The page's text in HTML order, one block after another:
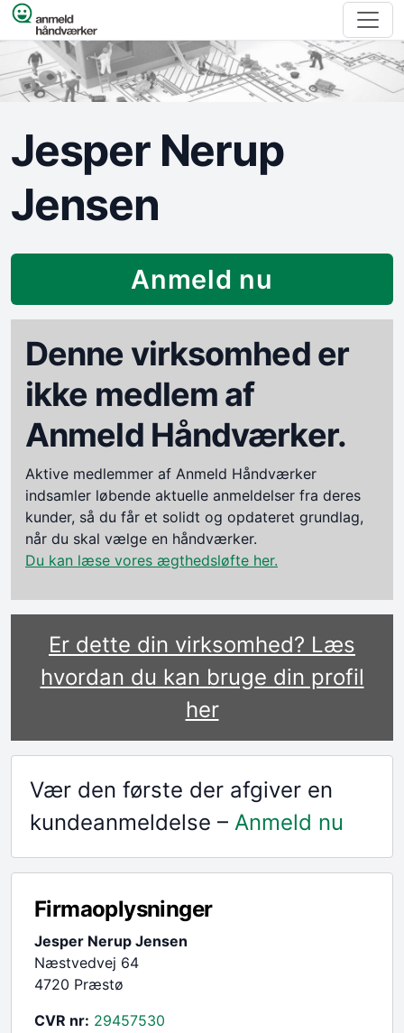
Spring til indhold
Jesper Nerup
Jensen
Anmeld nu
Denne virksomhed er
ikke medlem af
Anmeld Håndværker.
Aktive medlemmer af Anmeld Håndværker
indsamler løbende aktuelle anmeldelser fra deres
kunder, så du får et solidt og opdateret grundlag,
når du skal vælge en håndværker.
Du kan læse vores ægthedsløfte her.
Er dette din virksomhed? Læs
hvordan du kan bruge din profil
her
Vær den første der afgiver en
kundeanmeldelse – Anmeld nu
Firmaoplysninger
Jesper Nerup Jensen
Næstvedvej 64
4720 Præstø
CVR nr: 29457530